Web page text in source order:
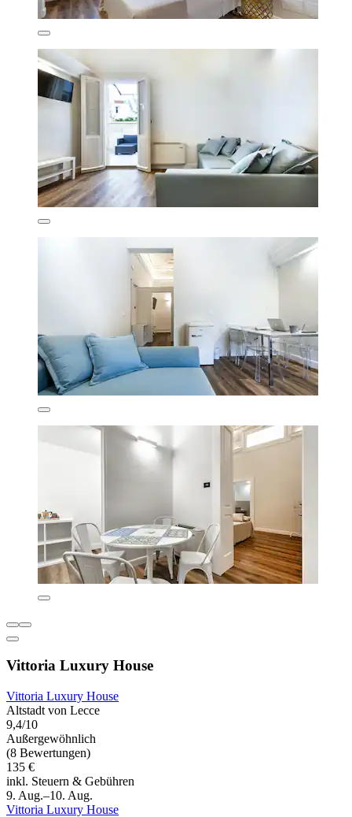
Vittoria Luxury House
Vittoria Luxury House
Altstadt von Lecce
9,4/10
Außergewöhnlich
(8 Bewertungen)
135 €
inkl. Steuern & Gebühren
9. Aug.–10. Aug.
Vittoria Luxury House